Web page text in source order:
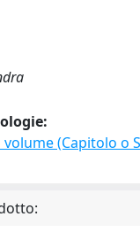
(Capitolo o